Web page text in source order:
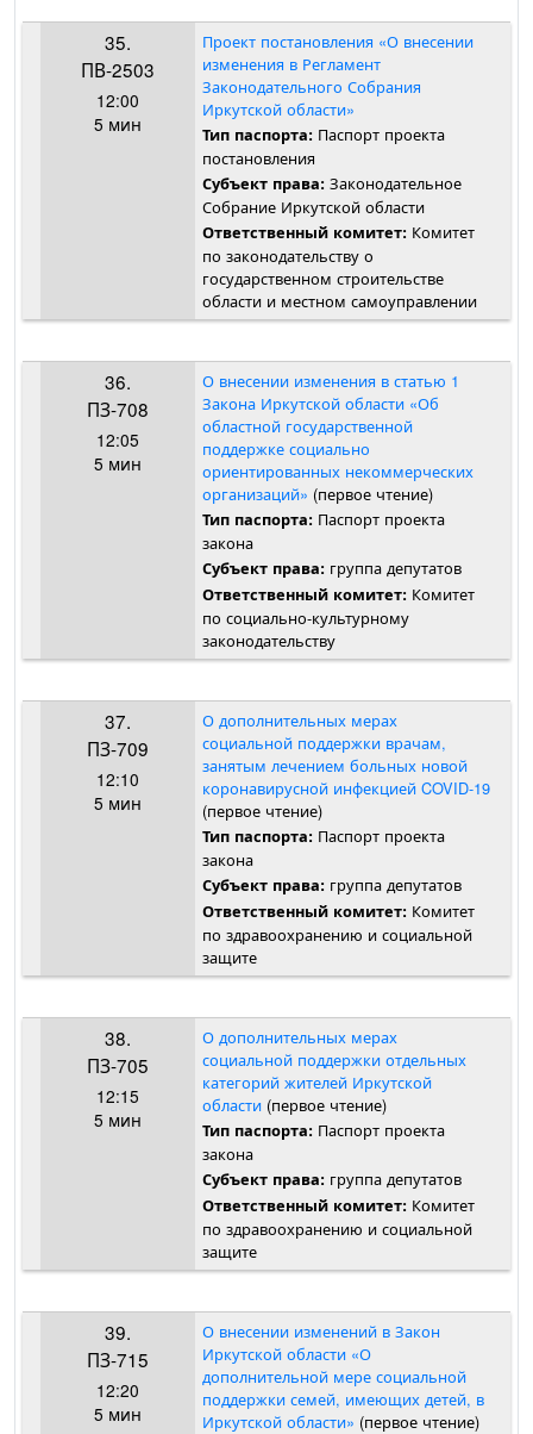
35.
ПВ-2503
12:00
5 мин
Проект постановления «О внесении
изменения в Регламент
Законодательного Собрания
Иркутской области»
Тип паспорта: Паспорт проекта
постановления
Субъект права: Законодательное
Собрание Иркутской области
Ответственный комитет: Комитет
по законодательству о
государственном строительстве
области и местном самоуправлении
36.
ПЗ-708
12:05
5 мин
О внесении изменения в статью 1
Закона Иркутской области «Об
областной государственной
поддержке социально
ориентированных некоммерческих
организаций» (первое чтение)
Тип паспорта: Паспорт проекта
закона
Субъект права: группа депутатов
Ответственный комитет: Комитет
по социально-культурному
законодательству
37.
ПЗ-709
12:10
5 мин
О дополнительных мерах
социальной поддержки врачам,
занятым лечением больных новой
коронавирусной инфекцией COVID-19
(первое чтение)
Тип паспорта: Паспорт проекта
закона
Субъект права: группа депутатов
Ответственный комитет: Комитет
по здравоохранению и социальной
защите
38.
ПЗ-705
12:15
5 мин
О дополнительных мерах
социальной поддержки отдельных
категорий жителей Иркутской
области (первое чтение)
Тип паспорта: Паспорт проекта
закона
Субъект права: группа депутатов
Ответственный комитет: Комитет
по здравоохранению и социальной
защите
39.
ПЗ-715
12:20
5 мин
О внесении изменений в Закон
Иркутской области «О
дополнительной мере социальной
поддержки семей, имеющих детей, в
Иркутской области» (первое чтение)